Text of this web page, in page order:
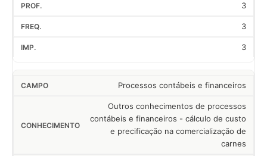
3
3
3
Processos contábeis e financeiros
Outros conhecimentos de processos
contábeis e financeiros - cálculo de custo
e precificação na comercialização de
carnes